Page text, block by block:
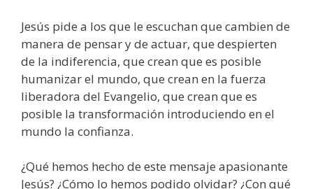
Jesús pide a los que le escuchan que cambien de
manera de pensar y de actuar, que despierten
de la indiferencia, que crean que es posible
humanizar el mundo, que crean en la fuerza
liberadora del Evangelio, que crean que es
posible la transformación introduciendo en el
mundo la confianza.
¿Qué hemos hecho de este mensaje apasionante
Jesús? ¿Cómo lo hemos podido olvidar? ¿Con qué